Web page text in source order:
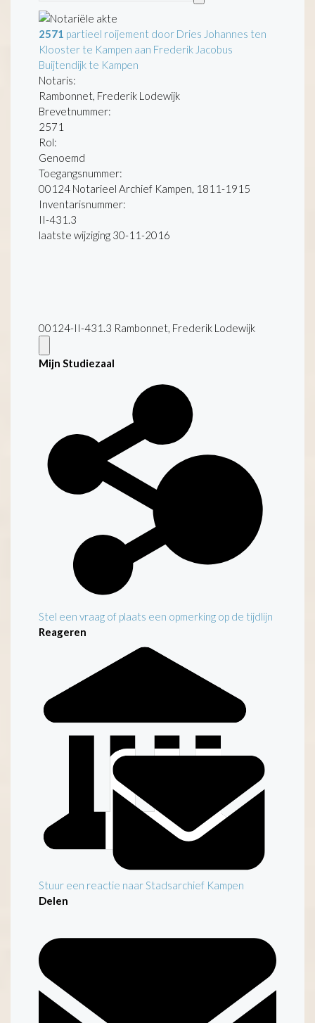
2571 partieel roijement door Dries Johannes ten
Klooster te Kampen aan Frederik Jacobus
Buijtendijk te Kampen
Notaris:
Rambonnet, Frederik Lodewijk
Brevetnummer:
2571
Rol:
Genoemd
Toegangsnummer:
00124 Notarieel Archief Kampen, 1811-1915
Inventarisnummer:
II-431.3
laatste wijziging 30-11-2016
00124-II-431.3 Rambonnet, Frederik Lodewijk
Mijn Studiezaal
Stel een vraag of plaats een opmerking op de tijdlijn
Reageren
Stuur een reactie naar Stadsarchief Kampen
Delen